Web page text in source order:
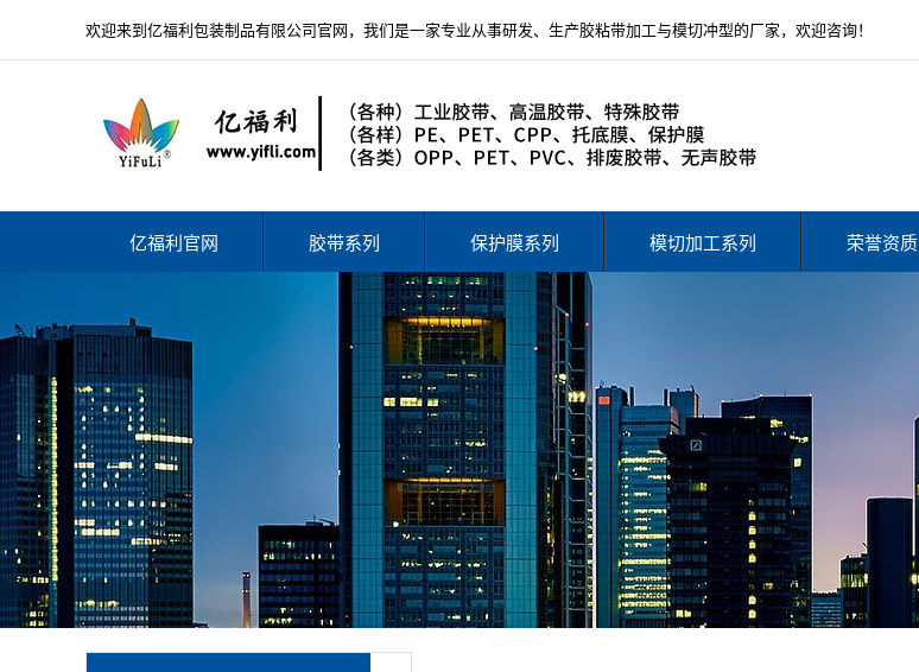
欢迎来到亿福利包装制品有限公司官网，我们是一家专业从事研发、生产胶粘带加工与模切冲型的厂家，欢迎咨询！
亿福利官网 胶带系列 保护膜系列 模切加工系列 荣誉资质